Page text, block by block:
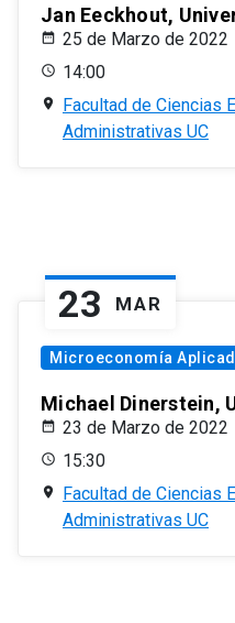
Jan Eeckhout,
25 de Marzo de 2022
14:00
Facultad de Ciencias
Administrativas UC
23 MAR
Microeconomía
Michael Dinerstein,
23 de Marzo de 2022
15:30
Facultad de Ciencias
Administrativas UC